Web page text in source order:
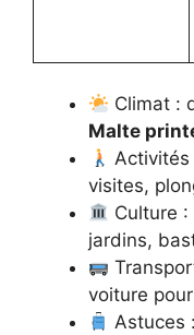
Climat :
Malte
Activités
visites,
Culture
jardins,
voiture
Astuces